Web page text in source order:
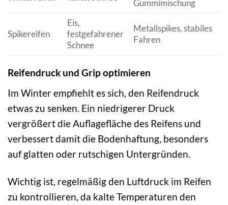
Gummimischung
Spikereifen
Eis,
festgefahrener
Schnee
Metallspikes, stabiles
Fahren
Reifendruck und Grip optimieren
Im Winter empfiehlt es sich, den Reifendruck
etwas zu senken. Ein niedrigerer Druck
vergrößert die Auflagefläche des Reifens und
verbessert damit die Bodenhaftung, besonders
auf glatten oder rutschigen Untergründen.
Wichtig ist, regelmäßig den Luftdruck im Reifen
zu kontrollieren, da kalte Temperaturen den